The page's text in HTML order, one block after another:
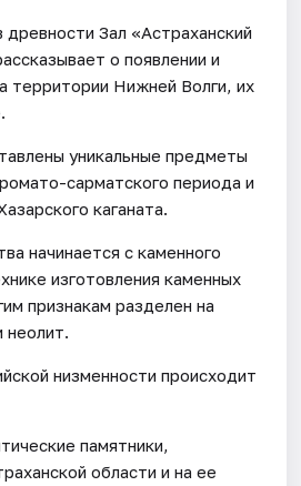
древности Зал «Астраханский
о появлении и
территории Нижней Волги, их
уникальные предметы
сарматского периода и
каганата.
начинается с каменного
изготовления каменных
признакам разделен на
неолит.
низменности происходит
памятники,
области и на ее